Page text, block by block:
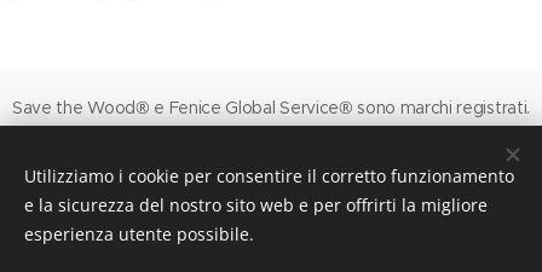
Save the Wood® e Fenice Global Service® sono marchi registrati.
© 2026 FGS Srl - Via Filippo Bernardini 30 - 00165 Roma
Codice Fiscale e Partita Iva n. 15951551009.
Utilizziamo i cookie per consentire il corretto funzionamento
e la sicurezza del nostro sito web e per offrirti la migliore
esperienza utente possibile.